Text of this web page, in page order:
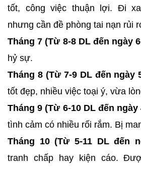
tốt, công việc thuận lợi. Đi
nhưng cần đề phòng tai nạn rủi
Tháng 7 (Từ 8-8 DL đến ngày
hỷ sự.
Tháng 8 (Từ 7-9 DL đến ngày
tốt đẹp, nhiều việc toại ý, vừa
Tháng 9 (Từ 6-10 DL đến ngày
tình cảm có nhiều rối rắm. Bị
Tháng 10 (Từ 5-11 DL đến
tranh chấp hay kiện cáo.